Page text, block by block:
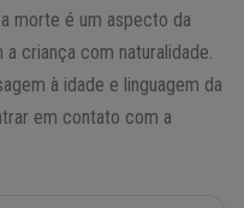
morte é um aspecto da
criança com naturalidade.
à idade e linguagem da
em contato com a